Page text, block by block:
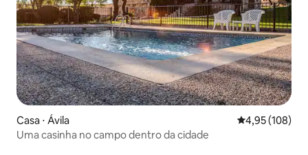
Casa ⋅ Ávila‎ 4,95 de uma
4,95 (108)
Uma casinha no campo dentro da cidade